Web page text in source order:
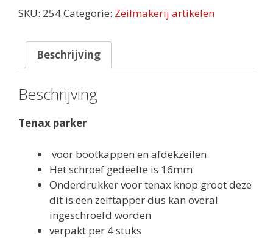
SKU: 254Categorie: Zeilmakerij artikelen
Beschrijving
Beschrijving
Tenax parker
voor bootkappen en afdekzeilen
Het schroef gedeelte is 16mm
Onderdrukker voor tenax knop groot deze
dit is een zelftapper dus kan overal
ingeschroefd worden
verpakt per 4 stuks